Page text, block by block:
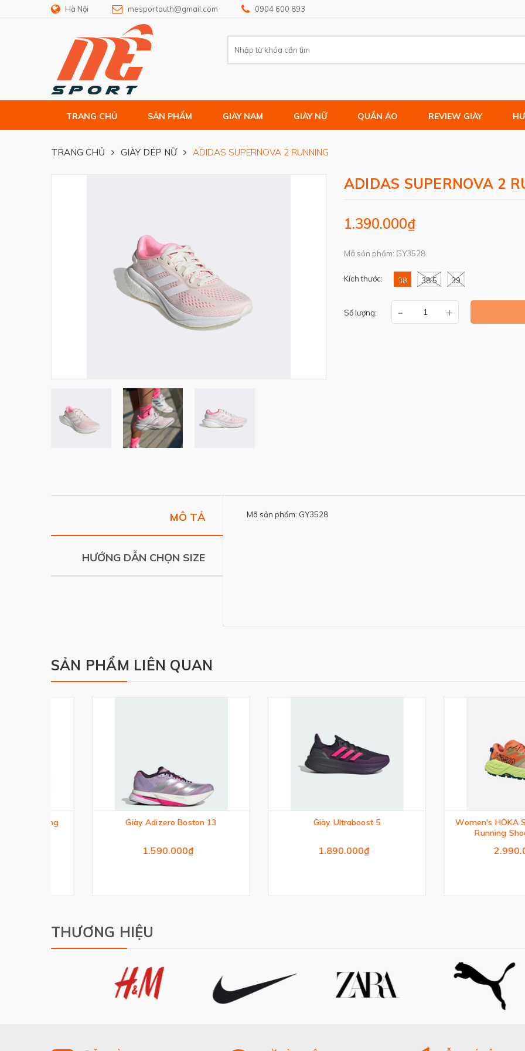
Hà Nội mesportauth@gmail.com 0904 600 893
TRANG CHỦ SẢN PHẨM GIÀY NAM GIÀY NỮ QUẦN ÁO REVIEW GIÀY
TRANG CHỦ GIÀY DÉP NỮ ADIDAS SUPERNOVA 2 RUNNING
ADIDAS SUPERNOVA 2
1.390.000₫
Mã sản phẩm: GY3528
Kích thước: 38 38.5 39
Số lượng: - +
MÔ TẢ
HƯỚNG DẪN CHỌN SIZE
Mã sản phẩm: GY3528
SẢN PHẨM LIÊN QUAN
Giày Adizero Boston 13
1.590.000₫
Giày Ultraboost 5
1.890.000₫
Women's HOKA
Running Shoes -
2.990.000₫
THƯƠNG HIỆU